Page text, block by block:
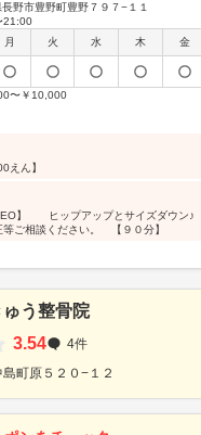
野市豊野町豊野７９７−１１
21:00
月
火 水 木 金
〜￥10,000
えん】
NEO】 ヒップアップとサイズダウン♪
ご相談ください。 【９０分】
う整骨院
3.54
4件
町原５２０−１２